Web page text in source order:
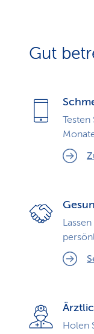
Gut
Holen